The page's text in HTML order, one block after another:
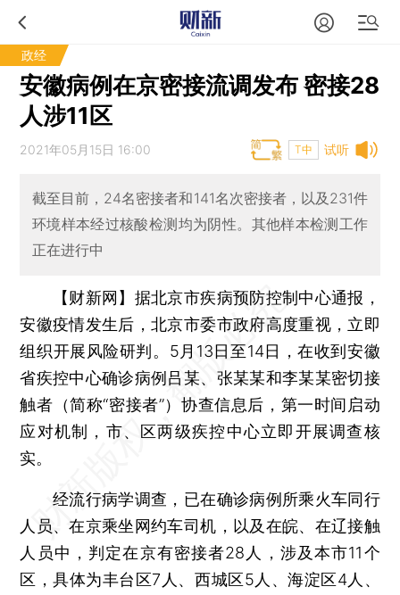
政经
安徽病例在京密接流调发布 密接28
人涉11区
试听
2021年05月15日 16:00 T中
截至目前，24名密接者和141名次密接者，以及231件
环境样本经过核酸检测均为阴性。其他样本检测工作
正在进行中
【财新网】 据北京市疾病预防控制中心通报，
安徽疫情发生后，北京市委市政府高度重视，立即
组织开展风险研判。5月13日至14日，在收到安徽
省疾控中心确诊病例吕某、张某某和李某某密切接
触者（简称“密接者”）协查信息后，第一时间启动
应对机制，市、区两级疾控中心立即开展调查核
实。
经流行病学调查，已在确诊病例所乘火车同行
人员、在京乘坐网约车司机，以及在皖、在辽接触
人员中，判定在京有密接者28人，涉及本市11个
区，具体为丰台区7人、西城区5人、海淀区4人、